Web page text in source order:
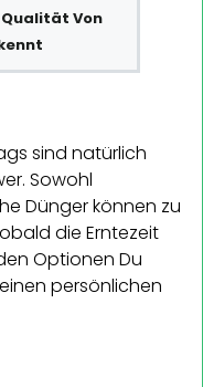
Qualität Von
sind natürlich
Sowohl
Dünger können zu
die Erntezeit
Optionen Du
persönlichen